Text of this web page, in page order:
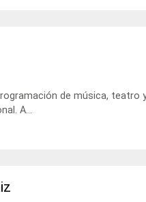
de música, teatro
A...